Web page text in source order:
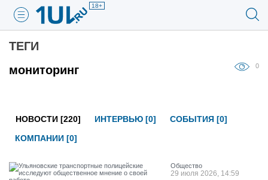
18+
ТЕГИ
мониторинг
0
НОВОСТИ [220] ИНТЕРВЬЮ [0]
СОБЫТИЯ [0]
КОМПАНИИ [0]
Общество
29 июля 2026, 14:59